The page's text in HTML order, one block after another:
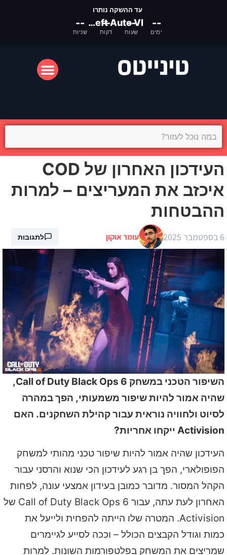
עד ההשקה נותרו
Grand Theft Auto VI --
ימים
--
שעות
--
דקות
--
שניות
העידכון האחרון של COD
איכזב את המעריצים – למרות
ההבטחות
6 בספטמבר 2025 עומר אוקון לתגובות
השיפור הטכני במשחק Call of Duty Black Ops 6,
שהיה אמור להיות שיפור משמעותי, הפך במהרה
לסיוט ולחוויה נוראית עבור קהילת השחקנים. האם
Activision ייקחו אחריות?
העידכון שהיה אמור להיות שיפור טכני מהותי למשחק
הפופולארי, הפך בן רגע לעידכון הכי שנוא והרסני עבור
הקהל המסור. מדובר כמובן בעידון אמצעי עונה, לפחות
האחרון לעת עתה, עבור Call of Duty Black Ops 6 של
Activision. המטרה שלו הייתה להפחית ולייעל את
כמות וגודל הקבצים הכולל – וככה לסייע לגיימרים
שמריצים את המשחק בפלטפורמות השונות. למרות